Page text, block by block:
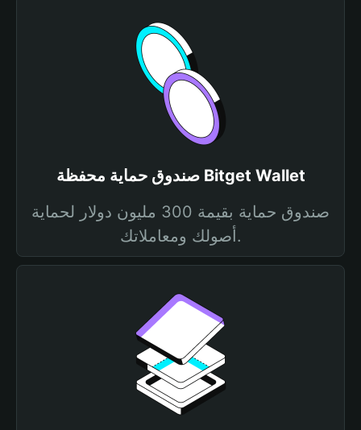
صندوق حماية محفظة Bitget Wallet
صندوق حماية بقيمة 300 مليون دولار لحماية
أصولك ومعاملاتك.